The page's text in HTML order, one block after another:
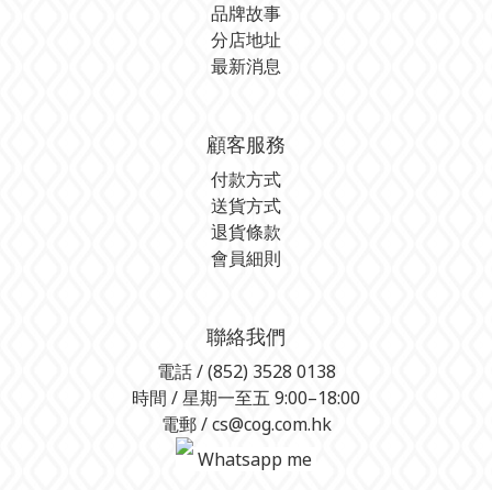
品牌故事
分店地址
最新消息
顧客服務
付款方式
送貨方式
退貨條款
會員細則
聯絡我們
電話 / (852) 3528 0138
時間 / 星期一至五 9:00–18:00
電郵 / cs@cog.com.hk
Whatsapp me